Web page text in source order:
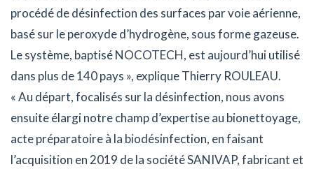
procédé de désinfection des surfaces par voie aérienne,
basé sur le peroxyde d’hydrogène, sous forme gazeuse.
Le système, baptisé NOCOTECH, est aujourd’hui utilisé
dans plus de 140 pays », explique Thierry ROULEAU.
« Au départ, focalisés sur la désinfection, nous avons
ensuite élargi notre champ d’expertise au bionettoyage,
acte préparatoire à la biodésinfection, en faisant
l’acquisition en 2019 de la société SANIVAP, fabricant et